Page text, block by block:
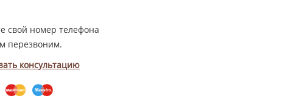
свой номер телефона
перезвоним.
консультацию